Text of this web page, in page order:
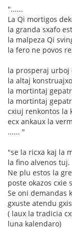
"......
La Qi mortigos
la granda sxafo
la malpeza Qi
la fero ne povos
la prosperaj urboj
la altaj
la mortintaj
la mortintaj
cxiuj renkontos la
ecx ankaux la
...... "
"se la ricxa kaj la
la fino alvenos tuj.
Ne plu estos la
poste okazos cxie
Se oni demandas
gxuste atendu
( laux la tradicia
luna kalendaro)